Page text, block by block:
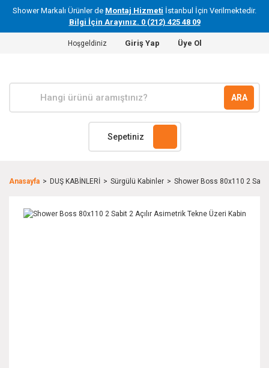
Shower Markalı Ürünler de Montaj Hizmeti İstanbul İçin Verilmektedir.
Bilgi İçin Arayınız. 0 (212) 425 48 09
Hoşgeldiniz Giriş Yap Üye Ol
ARA
Sepetiniz
Anasayfa DUŞ KABİNLERİ Sürgülü Kabinler Shower Boss 80x110 2